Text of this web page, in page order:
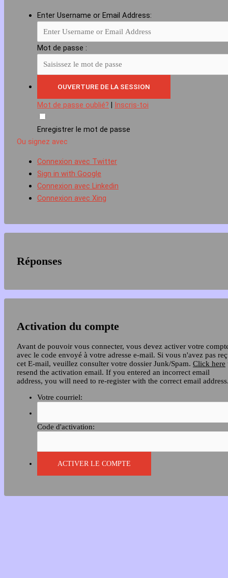
Enter Username or Email Address:
Mot de passe :
Mot de passe oublié? Inscris-toi
Enregistrer le mot de passe
Ou signez avec
Connexion avec Twitter
Sign in with Google
Connexion avec Linkedin
Connexion avec Xing
Réponses
Activation du compte
Avant de pouvoir vous connecter, vous devez activer votre
avec le code envoyé à votre adresse e-mail. Si vous n'avez pas
cet E-mail, veuillez consulter votre dossier Junk/Spam. Click here
resend the activation email. If you entered an incorrect email
address, you will need to re-register with the correct email
Votre courriel:
Code d'activation: